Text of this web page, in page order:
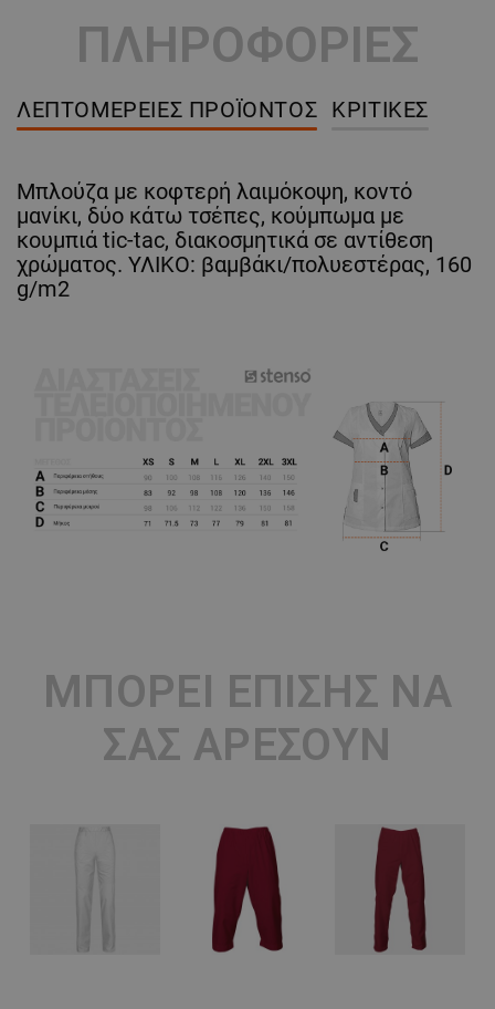
ΠΛΗΡΟΦΟΡΙΕΣ
ΛΕΠΤΟΜΈΡΕΙΕΣ ΠΡΟΪΌΝΤΟΣ ΚΡΙΤΙΚΈΣ
Μπλούζα με κοφτερή λαιμόκοψη, κοντό
μανίκι, δύο κάτω τσέπες, κούμπωμα με
κουμπιά tic-tac, διακοσμητικά σε αντίθεση
χρώματος. ΥΛΙΚΟ: βαμβάκι/πολυεστέρας, 160
g/m2
ΜΠΟΡΕΊ ΕΠΊΣΗΣ ΝΑ
ΣΑΣ ΑΡΈΣΟΥΝ